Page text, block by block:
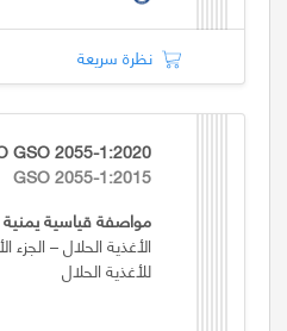
نظرة سريعة
GSO 2055-1:2020
GSO 2055-1:2015
مواصفة قياسية يمنية
الأغذية الحلال – الجزء
للأغذية الحلال